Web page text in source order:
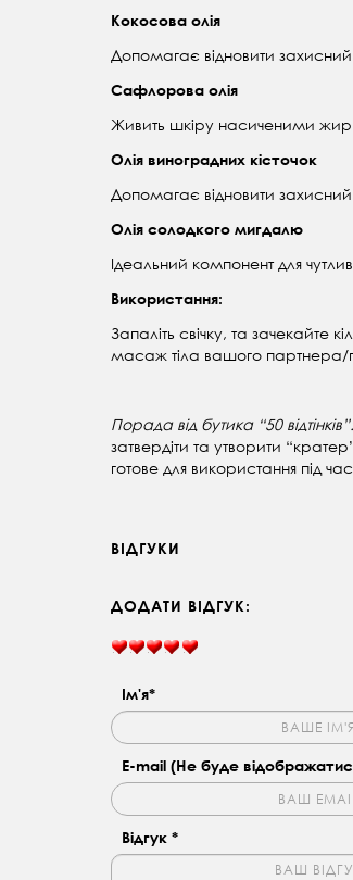
Кокосова олія
Допомагає відновити
Сафлорова олія
Живить шкіру насиченими
Олія виноградних кісточок
Допомагає відновити
Олія солодкого мигдалю
Ідеальний компонент для
Використання:
Запаліть свічку, та зачекайте
масаж тіла вашого партнера/
Порада від бутика “50 відтінків”:
затвердіти та утворити
готове для використання під
ВІДГУКИ
ДОДАТИ ВІДГУК:
Ім'я*
E-mail (Не буде
Відгук *